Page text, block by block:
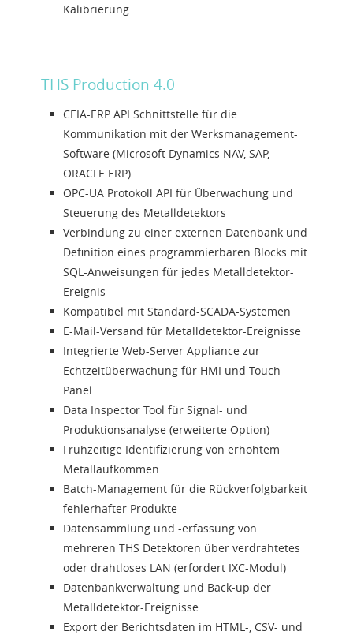
Kalibrierung
THS Production 4.0
CEIA-ERP API Schnittstelle für die
Kommunikation mit der Werksmanagement-
Software (Microsoft Dynamics NAV, SAP,
ORACLE ERP)
OPC-UA Protokoll API für Überwachung und
Steuerung des Metalldetektors
Verbindung zu einer externen Datenbank und
Definition eines programmierbaren Blocks mit
SQL-Anweisungen für jedes Metalldetektor-
Ereignis
Kompatibel mit Standard-SCADA-Systemen
E-Mail-Versand für Metalldetektor-Ereignisse
Integrierte Web-Server Appliance zur
Echtzeitüberwachung für HMI und Touch-
Panel
Data Inspector Tool für Signal- und
Produktionsanalyse (erweiterte Option)
Frühzeitige Identifizierung von erhöhtem
Metallaufkommen
Batch-Management für die Rückverfolgbarkeit
fehlerhafter Produkte
Datensammlung und -erfassung von
mehreren THS Detektoren über verdrahtetes
oder drahtloses LAN (erfordert IXC-Modul)
Datenbankverwaltung und Back-up der
Metalldetektor-Ereignisse
Export der Berichtsdaten im HTML-, CSV- und